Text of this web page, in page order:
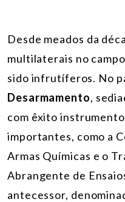
Desde meados da
multilaterais no
sido infrutíferos. No
Desarmamento,
com êxito
importantes, como a
Armas Químicas e o
Abrangente de
antecessor,